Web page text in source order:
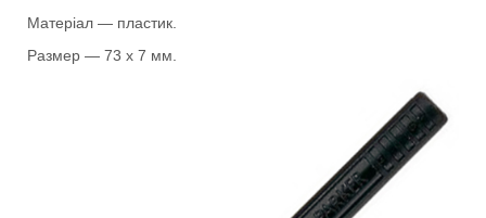
Матеріал — пластик.
Размер — 73 х 7 мм.